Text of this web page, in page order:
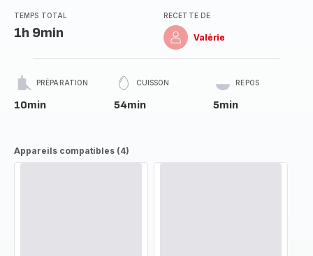
TEMPS TOTAL
1h 9min
RECETTE DE
Valérie
PRÉPARATION
10min
CUISSON
54min
REPOS
5min
Appareils compatibles (4)